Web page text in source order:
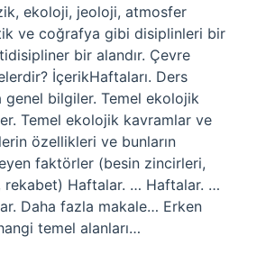
ekoloji, jeoloji, atmosfer
ve coğrafya gibi disiplinleri bir
bir alandır. Çevre
İçerikHaftaları. Ders
genel bilgiler. Temel ekolojik
Temel ekolojik kavramlar ve
özellikleri ve bunların
faktörler (besin zincirleri,
rekabet) Haftalar. … Haftalar. …
Daha fazla makale… Erken
temel alanları…